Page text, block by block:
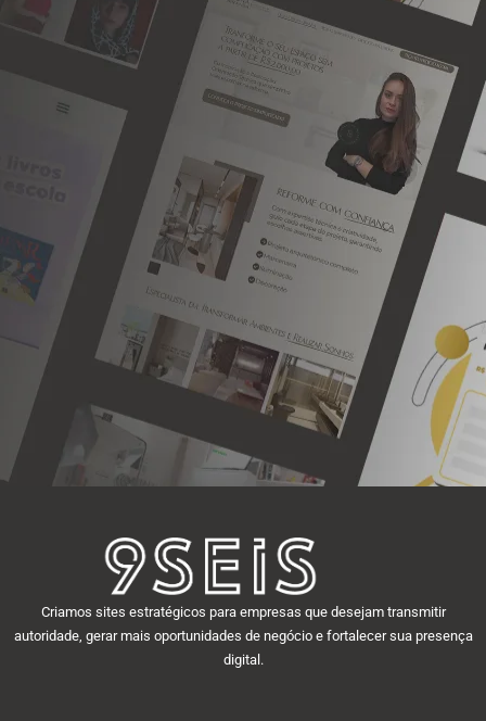
Criamos sites estratégicos para empresas que desejam transmitir
autoridade, gerar mais oportunidades de negócio e fortalecer sua presença
digital.